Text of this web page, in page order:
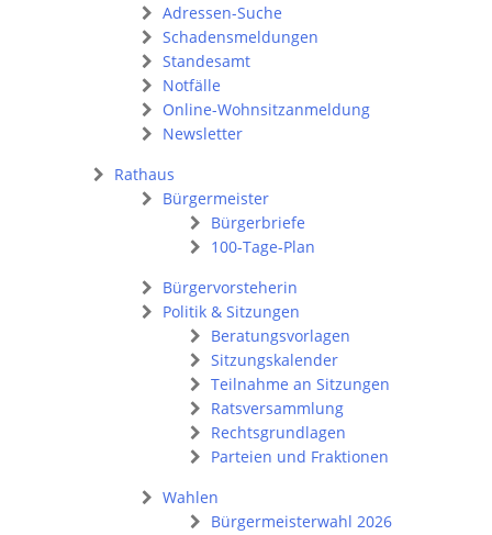
Adressen-Suche
Schadensmeldungen
Standesamt
Notfälle
Online-Wohnsitzanmeldung
Newsletter
Rathaus
Bürgermeister
Bürgerbriefe
100-Tage-Plan
Bürgervorsteherin
Politik & Sitzungen
Beratungsvorlagen
Sitzungskalender
Teilnahme an Sitzungen
Ratsversammlung
Rechtsgrundlagen
Parteien und Fraktionen
Wahlen
Bürgermeisterwahl 2026